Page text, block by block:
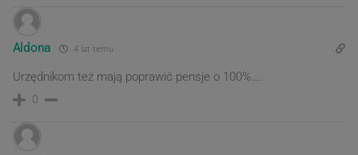
Aldona 4 lat temu
Urzędnikom też mają poprawić pensje o 100%….
0